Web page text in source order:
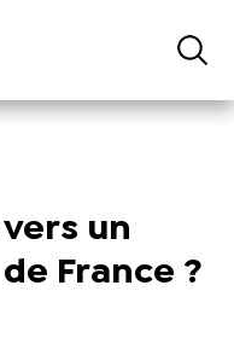
un
France ?